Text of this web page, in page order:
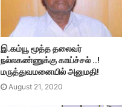
இ.கம்யூ மூத்த தலைவர்
நல்லகண்ணுக்கு காய்ச்சல் ..!
மருத்துவமனையில் அனுமதி!
August 21, 2020